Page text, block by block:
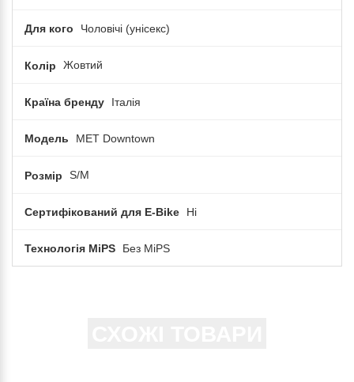
Для кого Чоловічі (унісекс)
Колір Жовтий
Країна бренду Італія
Модель MET Downtown
Розмір S/M
Сертифікований для E-Bike Ні
Технологія MiPS Без MiPS